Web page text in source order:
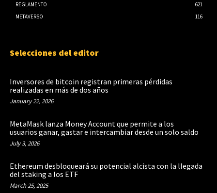
REGLAMENTO
621
METAVERSO
116
Selecciones del editor
Inversores de bitcoin registran primeras pérdidas
realizadas en más de dos años
January 22, 2026
MetaMask lanza Money Account que permite a los
usuarios ganar, gastar e intercambiar desde un solo saldo
July 3, 2026
Ethereum desbloqueará su potencial alcista con la llegada
del staking a los ETF
March 25, 2025